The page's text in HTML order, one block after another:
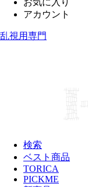
お気に入り
アカウント
乱視用専門
検索
ベスト商品
TORICA
PICKME